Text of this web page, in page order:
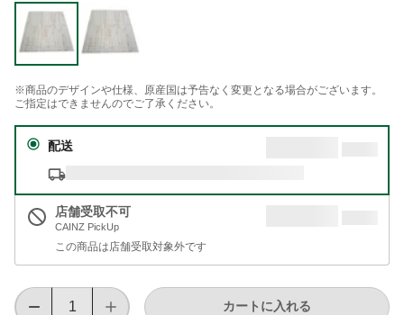
※商品のデザインや仕様、原産国は予告なく変更となる場合がございます。
ご指定はできませんのでご了承ください。
配送
店舗受取不可
CAINZ PickUp
この商品は店舗受取対象外です
カートに入れる